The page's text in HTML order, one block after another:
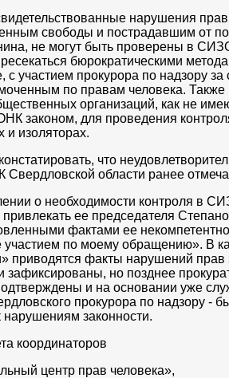
нарушения
свободы и пострадавшим от
не могут быть проверены в
бюрократическими
с участием прокурора по надзору
по правам человека. Также
организаций, как не
законом, для проведения
и изоляторах.
что
области ранее
о необходимости контроля в
ее председателя
фактами ее
по моему обращению». В
приводятся факты нарушений
зафиксированы, но позднее
и на основании уже
прокурора по надзору -
нарушениям законности.
координаторов
центр прав человека»,